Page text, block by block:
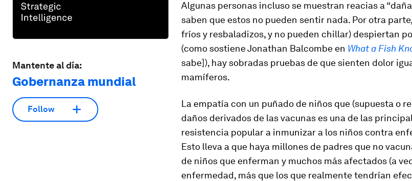
Mantente al día:
Gobernanza mundial
Follow
Algunas personas incluso se muestran reacias a
saben que estos no pueden sentir nada. Por otra
fríos y resbaladizos, y no pueden chillar) despiertan
(como sostiene Jonathan Balcombe en What a Fish
sabe]), hay sobradas pruebas de que sienten dolor
mamíferos.
La empatía con un puñado de niños que (supuesta o
daños derivados de las vacunas es una de las
resistencia popular a inmunizar a los niños contra
Esto lleva a que haya millones de padres que no
de niños que enferman y muchos más afectados (a
enfermedad, más que los que realmente tendrían